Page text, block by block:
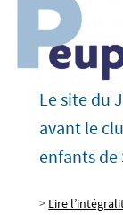
Le site du
avant le
enfants
> Lire